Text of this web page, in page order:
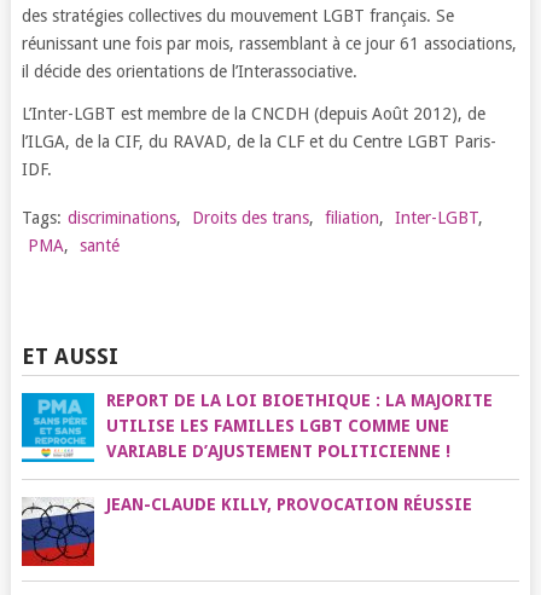
des stratégies collectives du mouvement LGBT français. Se
réunissant une fois par mois, rassemblant à ce jour 61 associations,
il décide des orientations de l’Interassociative.
L’Inter-LGBT est membre de la CNCDH (depuis Août 2012), de
l’ILGA, de la CIF, du RAVAD, de la CLF et du Centre LGBT Paris-
IDF.
Tags: discriminations, Droits des trans, filiation, Inter-LGBT,
PMA, santé
ET AUSSI
REPORT DE LA LOI BIOETHIQUE : LA MAJORITE
UTILISE LES FAMILLES LGBT COMME UNE
VARIABLE D’AJUSTEMENT POLITICIENNE !
JEAN-CLAUDE KILLY, PROVOCATION RÉUSSIE